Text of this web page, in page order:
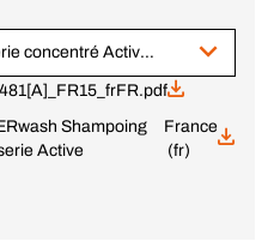
216481 Shampoing carrosserie concentré Active bidon 25L
Shampoing
Active
France
(fr)